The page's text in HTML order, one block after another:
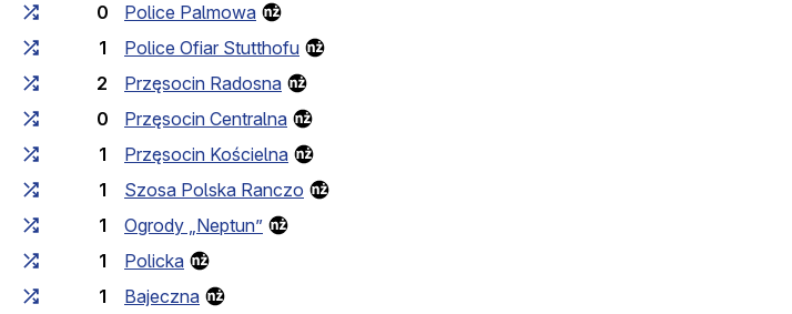
0
Police Palmowa
1
Police Ofiar Stutthofu
2
Przęsocin Radosna
0
Przęsocin Centralna
1
Przęsocin Kościelna
1
Szosa Polska Ranczo
1
Ogrody „Neptun”
1
Policka
1
Bajeczna